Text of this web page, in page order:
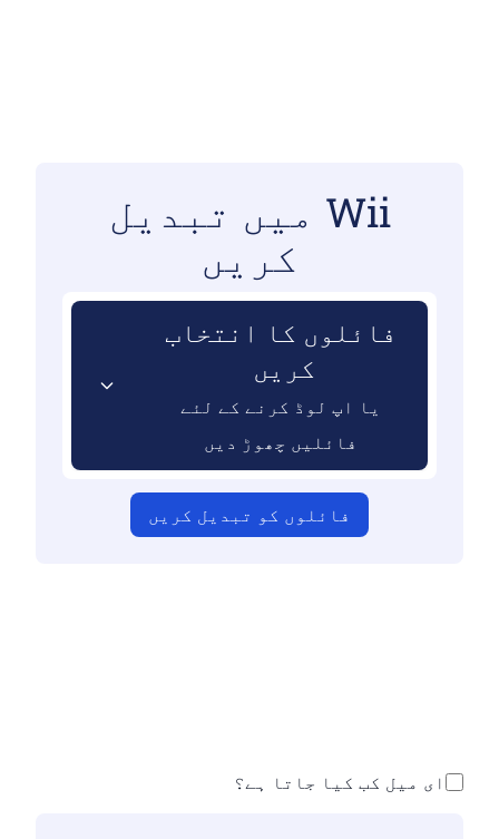
Wii میں تبدیل
کریں
فائلوں کا انتخاب
کریں
یا اپ لوڈ کرنے کے لئے
فائلیں چھوڑ دیں
فائلوں کو تبدیل کریں
ای میل کب کیا جاتا ہے؟